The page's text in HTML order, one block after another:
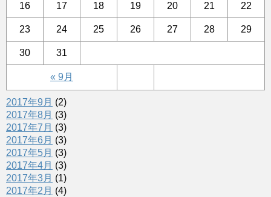
« 9月
16 17 18 19 20 21 22
23 24 25 26 27 28 29
30 31
2017年9月 (2)
2017年8月 (3)
2017年7月 (3)
2017年6月 (3)
2017年5月 (3)
2017年4月 (3)
2017年3月 (1)
2017年2月 (4)